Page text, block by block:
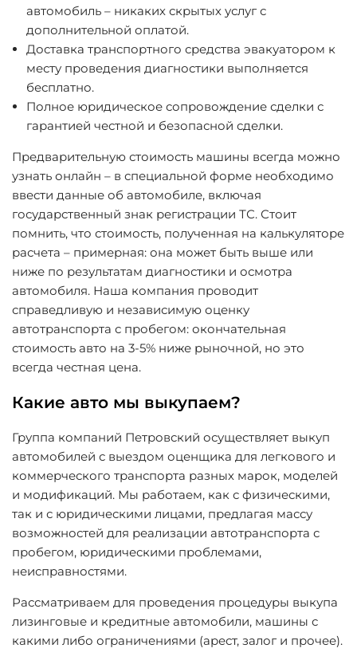
автомобиль – никаких скрытых услуг с
дополнительной оплатой.
Доставка транспортного средства эвакуатором к
месту проведения диагностики выполняется
бесплатно.
Полное юридическое сопровождение сделки с
гарантией честной и безопасной сделки.
Предварительную стоимость машины всегда можно
узнать онлайн – в специальной форме необходимо
ввести данные об автомобиле, включая
государственный знак регистрации ТС. Стоит
помнить, что стоимость, полученная на калькуляторе
расчета – примерная: она может быть выше или
ниже по результатам диагностики и осмотра
автомобиля. Наша компания проводит
справедливую и независимую оценку
автотранспорта с пробегом: окончательная
стоимость авто на 3-5% ниже рыночной, но это
всегда честная цена.
Какие авто мы выкупаем?
Группа компаний Петровский осуществляет выкуп
автомобилей с выездом оценщика для легкового и
коммерческого транспорта разных марок, моделей
и модификаций. Мы работаем, как с физическими,
так и с юридическими лицами, предлагая массу
возможностей для реализации автотранспорта с
пробегом, юридическими проблемами,
неисправностями.
Рассматриваем для проведения процедуры выкупа
лизинговые и кредитные автомобили, машины с
какими либо ограничениями (арест, залог и прочее).